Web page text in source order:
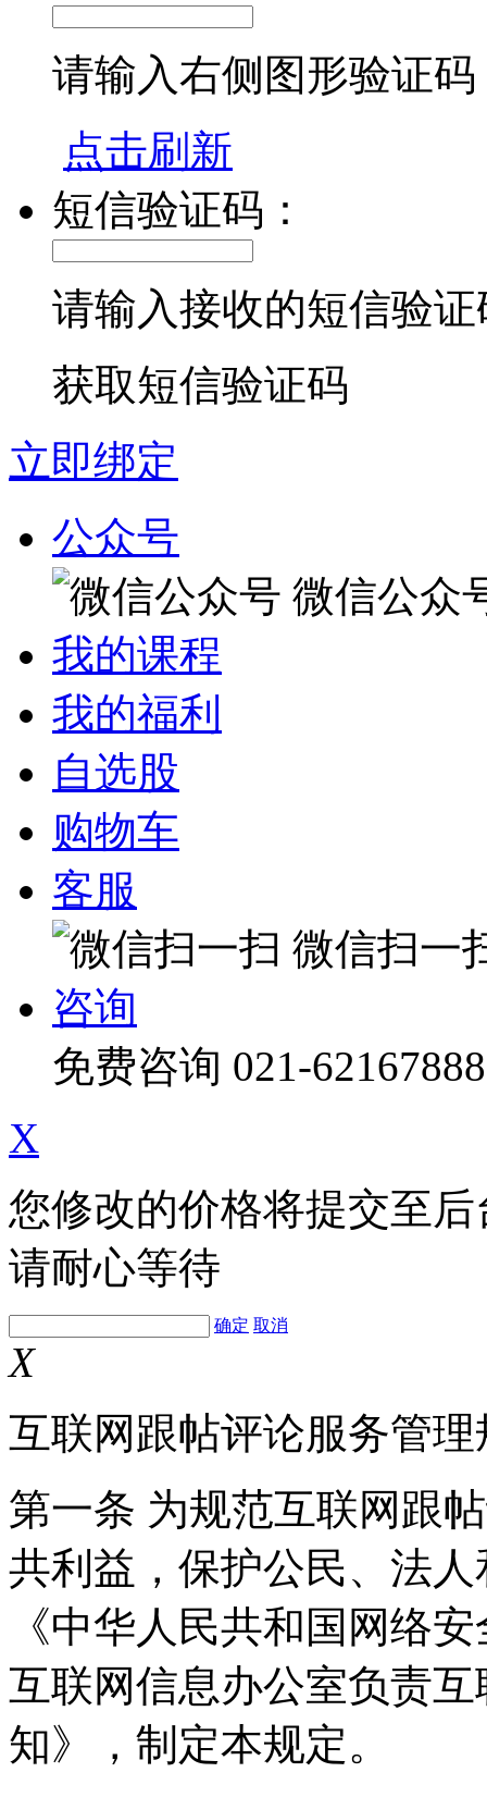
请输入右侧图形验证码
点击刷新
短信验证码：
请输入接收的短信验证
获取短信验证码
立即绑定
公众号
微信公众
我的课程
我的福利
自选股
购物车
客服
微信扫一
咨询
免费咨询 021-62167888
X
您修改的价格将提交至
请耐心等待
确定 取消
X
互联网跟帖评论服务管理
第一条 为规范互联网跟
共利益，保护公民、法
《中华人民共和国网络
互联网信息办公室负责
知》，制定本规定。